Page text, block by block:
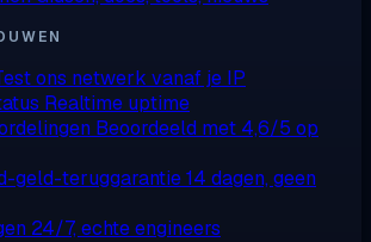
ons netwerk vanaf je IP
Realtime uptime
Beoordeeld met 4,6/5 op
geld-teruggarantie14 dagen, geen
24/7, echte engineers